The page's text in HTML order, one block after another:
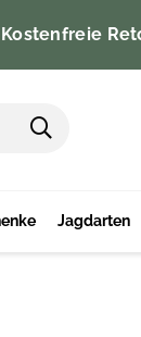
Kostenfreie
Jagdarten